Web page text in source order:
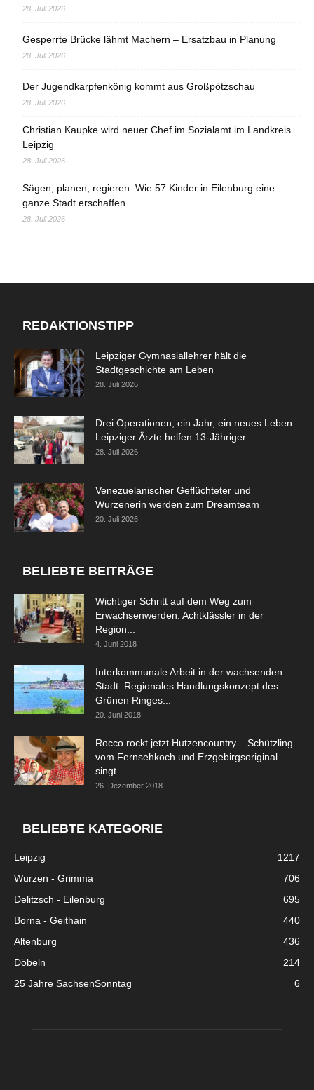
28. Juli 2026
Gesperrte Brücke lähmt Machern – Ersatzbau in Planung
28. Juli 2026
Der Jugendkarpfenkönig kommt aus Großpötzschau
28. Juli 2026
Christian Kaupke wird neuer Chef im Sozialamt im Landkreis
Leipzig
28. Juli 2026
Sägen, planen, regieren: Wie 57 Kinder in Eilenburg eine
ganze Stadt erschaffen
28. Juli 2026
REDAKTIONSTIPP
Leipziger Gymnasiallehrer hält die
Stadtgeschichte am Leben
28. Juli 2026
Drei Operationen, ein Jahr, ein neues Leben:
Leipziger Ärzte helfen 13-Jähriger...
28. Juli 2026
Venezuelanischer Geflüchteter und
Wurzenerin werden zum Dreamteam
20. Juli 2026
BELIEBTE BEITRÄGE
Wichtiger Schritt auf dem Weg zum
Erwachsenwerden: Achtklässler in der
Region...
4. Juni 2018
Interkommunale Arbeit in der wachsenden
Stadt: Regionales Handlungskonzept des
Grünen Ringes...
20. Juni 2018
Rocco rockt jetzt Hutzencountry – Schützling
vom Fernsehkoch und Erzgebirgsoriginal
singt...
26. Dezember 2018
BELIEBTE KATEGORIE
Leipzig
1217
Wurzen - Grimma
706
Delitzsch - Eilenburg
695
Borna - Geithain
440
Altenburg
436
Döbeln
214
25 Jahre SachsenSonntag
6